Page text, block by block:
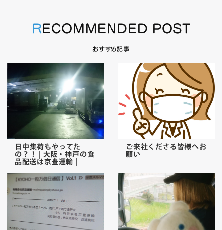
RECOMMENDED POST
おすすめ記事
日中集荷もやってた
の？！ | 大阪・神戸の食
品配送は京豊運輸 |
ご来社くださる皆様へお
願い